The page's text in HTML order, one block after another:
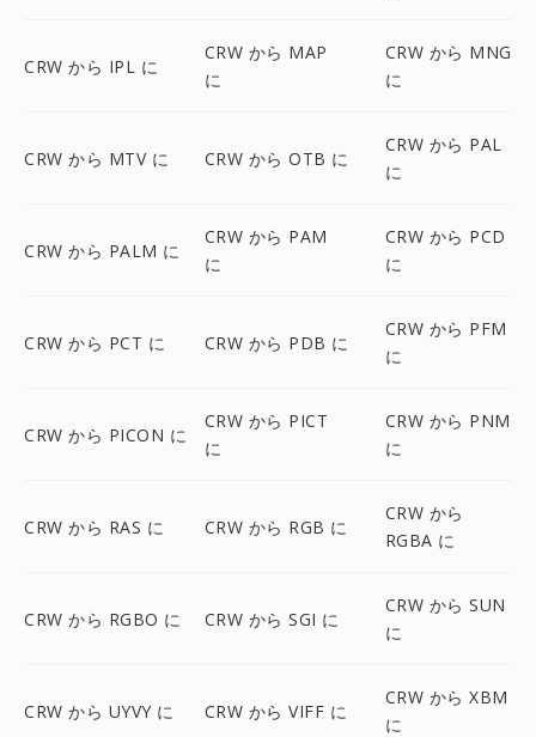
CRW から IPL に
CRW から MAP
に
CRW から MNG
に
CRW から MTV に CRW から OTB に
CRW から PAL
に
CRW から PALM に
CRW から PAM
に
CRW から PCD
に
CRW から PCT に CRW から PDB に
CRW から PFM
に
CRW から PICON に
CRW から PICT
に
CRW から PNM
に
CRW から RAS に CRW から RGB に
CRW から
RGBA に
CRW から RGBO に CRW から SGI に
CRW から SUN
に
CRW から UYVY に CRW から VIFF に
CRW から XBM
に